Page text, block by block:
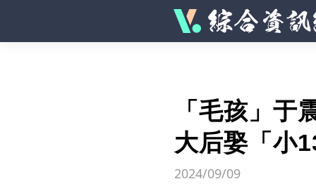
「毛孩」
大后娶「小
2024/09/09